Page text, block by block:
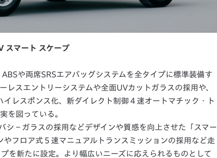
スマート スケープ
や両席SRSエアバッグシステムを全タイプに標準装備す
レスエントリーシステムや全面UVカットガラスの採用や、
レスポンス化、新ダイレクト制御４速オートマチック・ト
を図っている。
－ガラスの採用などデザインや質感を向上させた「スマー
フロア式５速マニュアルトランスミッションの採用など走
を新たに設定。より幅広いニーズに応えられるものとして